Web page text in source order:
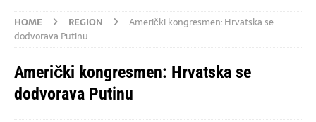
HOME REGION
Američki kongresmen: Hrvatska se
dodvorava Putinu
Američki kongresmen: Hrvatska se
dodvorava Putinu